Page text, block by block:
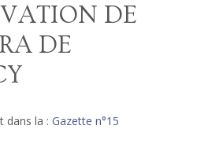
DE
DE
dans la : Gazette n°15